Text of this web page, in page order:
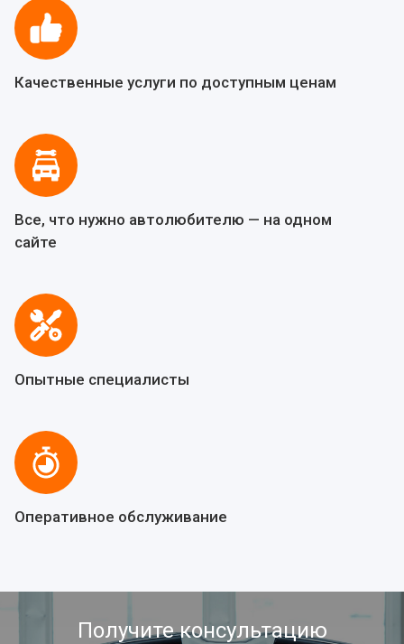
Качественные услуги по доступным ценам
Все, что нужно автолюбителю — на одном
сайте
Опытные специалисты
Оперативное обслуживание
Получите консультацию